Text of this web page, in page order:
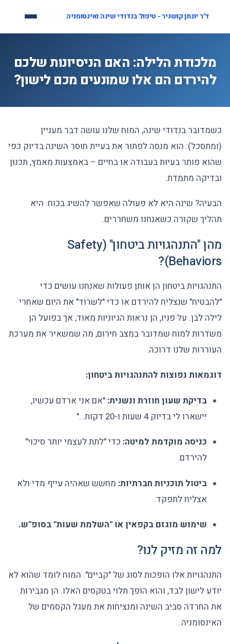
ד"ר יונתן קושניר - טיפול בנדודי שינה ואינסומניה
מלכודת הלילה: האם הניסיונות שלכם
להירדם הם אלו שמונעים מכם לישון?
כשמדובר בנדודי שינה, המוח שלנו עושה דבר מעניין
(ומתסכל): הוא מנסה לפתור את בעיית חוסר השינה בדיוק כפי
שהוא פותר בעיות בעבודה או בחיים – באמצעות מאמץ, תכנון
ובדיקה מתמדת.
הבעיה? שינה היא לא פעולה שאפשר להשיג בכוח. היא
תהליך שקורה כשאנחנו משחררים.
מהן "התנהגויות ביטחון" (Safety
Behaviors)?
התנהגויות ביטחון הן אותן פעולות שאנחנו עושים כדי
"להבטיח" שנצליח להירדם או כדי "לשרוד" את היום שאחרי
לילה לבן. על פניו, הן נראות הגיוניות מאוד, אך בפועל הן
משדרות למוח שמדובר במצב חירום, מה שמשאיר את מערכת
העוררות שלנו דרוכה.
דוגמאות נפוצות להתנהגויות ביטחון:
בדיקת שעון חוזרת ונשנית: "אם אני ארדם עכשיו,
יישארו לי בדיוק 4 שעות ו-20 דקות…"
כניסה מוקדמת למיטה: כדי "לתת לעצמי יותר סיכוי"
להירדם.
ביטול תוכניות חברתיות: מחשש שאהיה עייף מדי ולא
אצליח לתפקד.
שימוש מוגזם בקפאין או "השלמת שעות" בסופ"ש.
למה זה מזיק לנו?
התנהגויות אלו הופכות לסוג של "קביים". המוח לומד שהוא לא
יודע לישון לבד, והוא הופך תלוי בטקסים האלו. הן מגבירות
את החרדה סביב השינה ומנציחות את מעגל הקסמים של
האינסומניה.